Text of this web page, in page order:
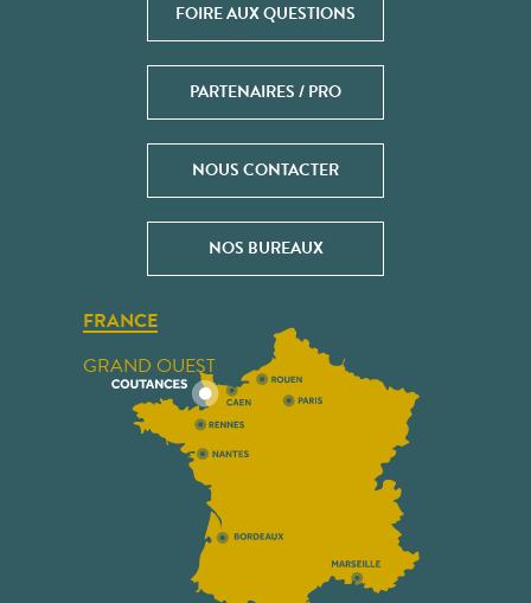
FOIRE AUX QUESTIONS
PARTENAIRES / PRO
NOUS CONTACTER
NOS BUREAUX
FRANCE
GRAND OUEST